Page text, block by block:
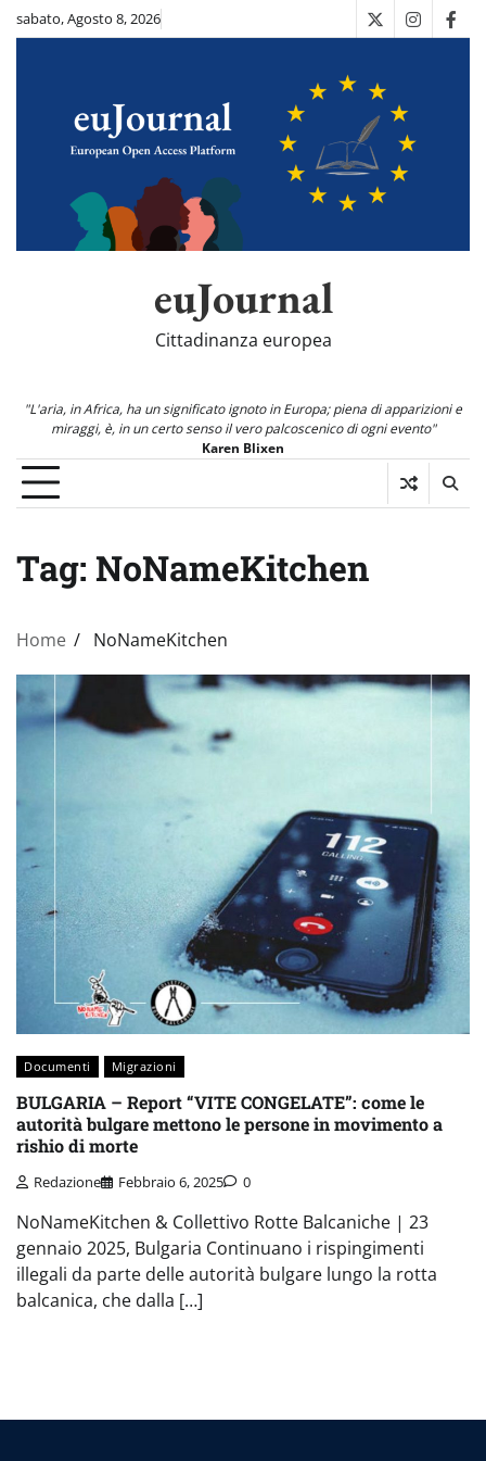
Skipsabato, Agosto 8, 2026 X
euJournal
Cittadinanza europea
"L'aria, in Africa, ha un significato ignoto in Europa; piena di apparizioni e
miraggi, è, in un certo senso il vero palcoscenico di ogni evento"
Karen Blixen
Tag: NoNameKitchen
Home NoNameKitchen
Documenti Migrazioni
BULGARIA – Report “VITE CONGELATE”: come le
autorità bulgare mettono le persone in movimento a
rishio di morte
Redazione Febbraio 6, 2025 0
NoNameKitchen & Collettivo Rotte Balcaniche | 23
gennaio 2025, Bulgaria Continuano i rispingimenti
illegali da parte delle autorità bulgare lungo la rotta
balcanica, che dalla […]